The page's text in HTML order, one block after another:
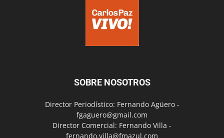
SOBRE NOSOTROS
Director Periodístico: Fernando Agüero -
fgaguero@gmail.com
Director Comercial: Fernando Villa -
fernando.villa@fmazul.com